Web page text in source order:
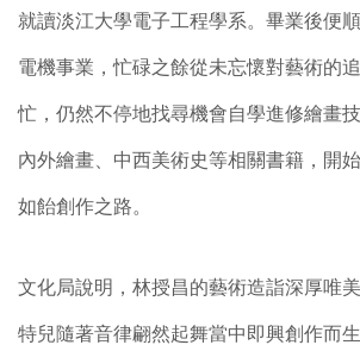
就讀淡江大學電子工程學系。畢業後便
電機事業，忙碌之餘從未忘懷對藝術的
忙，仍然不停地找尋機會自學進修繪畫
內外繪畫、中西美術史等相關書籍，開
如飴創作之路。
文化局說明，林授昌的藝術造詣深厚唯
特兒隨著音律翩然起舞當中即興創作而